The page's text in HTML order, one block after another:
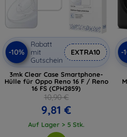
-10%
Rabatt
mit
Gutschein
EXTRA10
3mk Clear Case Smartphone-
Hülle für Oppo Reno 16 F / Reno
16 FS (CPH2859)
10,90 €
9,81 €
Auf Lager > 5 Stk.
-